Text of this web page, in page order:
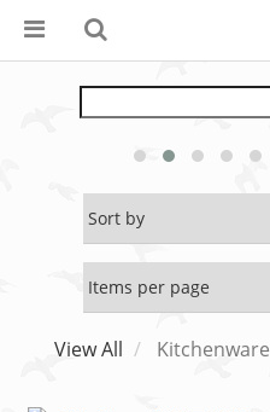
View All Kitchenware